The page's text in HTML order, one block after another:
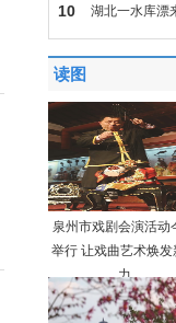
这10 湖北一水库漂
读图
泉州市戏剧会演活动
举行 让戏曲艺术焕发
力